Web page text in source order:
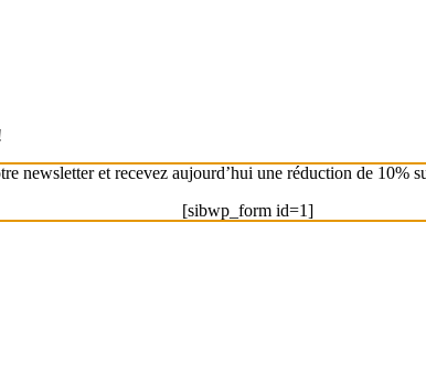
newsletter et recevez aujourd’hui une réduction de 10%
[sibwp_form id=1]